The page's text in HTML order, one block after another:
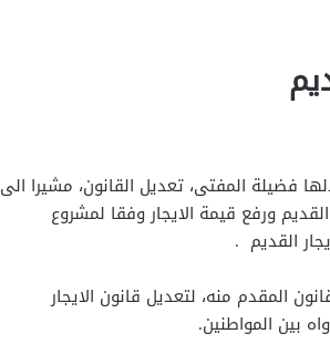
فضيلة المفتى، تعديل القانون، مشيرا الى
ورفع قيمة الايجار وفقا لمشروع
القديم .
المقدم منه، لتعديل قانون الايجار
بين المواطنين.